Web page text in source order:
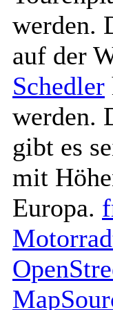
werden.
auf der
Schedler
werden.
gibt es
mit
Europa.